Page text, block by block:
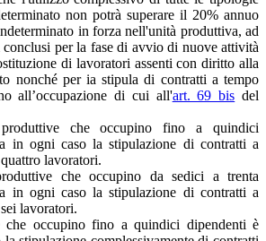
non potrà superare il 20% annuo
in forza nell'unità produttiva, ad
conclusi per la fase di avvio di nuove attività
di lavoratori assenti con diritto alla
nonché per ia stipula di contratti a tempo
all’occupazione di cui all'art. 69 bis del
che occupino fino a quindici
in ogni caso la stipulazione di contratti a
lavoratori.
che occupino da sedici a trenta
in ogni caso la stipulazione di contratti a
lavoratori.
che occupino fino a quindici dipendenti è